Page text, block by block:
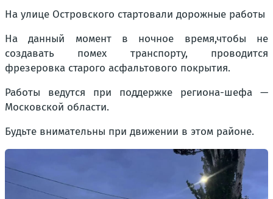
На улице Островского стартовали дорожные работы
На данный момент в ночное время,чтобы не
создавать помех транспорту, проводится
фрезеровка старого асфальтового покрытия.
Работы ведутся при поддержке региона-шефа —
Московской области.
Будьте внимательны при движении в этом районе.